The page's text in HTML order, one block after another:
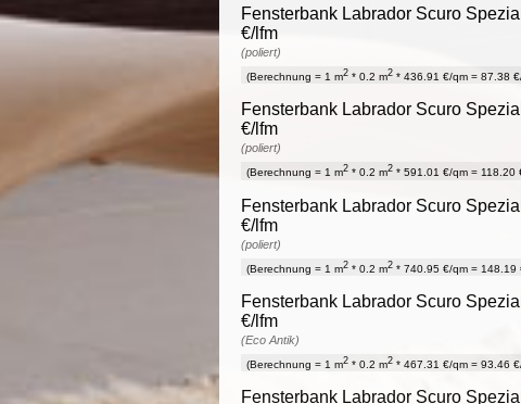
Fensterbank Labrador Scuro
€/lfm
(poliert)
(Berechnung = 1 m2 * 0.2 m2 * 436.91 €/qm = 87.38
Fensterbank Labrador Scuro
€/lfm
(poliert)
(Berechnung = 1 m2 * 0.2 m2 * 591.01 €/qm = 118.20
Fensterbank Labrador Scuro
€/lfm
(poliert)
(Berechnung = 1 m2 * 0.2 m2 * 740.95 €/qm = 148.19
Fensterbank Labrador Scuro
€/lfm
(Eco Antik)
(Berechnung = 1 m2 * 0.2 m2 * 467.31 €/qm = 93.46
Fensterbank Labrador Scuro